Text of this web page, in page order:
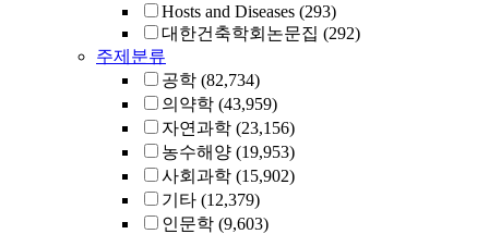
Hosts and Diseases (293)
대한건축학회논문집 (292)
주제분류
공학 (82,734)
의약학 (43,959)
자연과학 (23,156)
농수해양 (19,953)
사회과학 (15,902)
기타 (12,379)
인문학 (9,603)